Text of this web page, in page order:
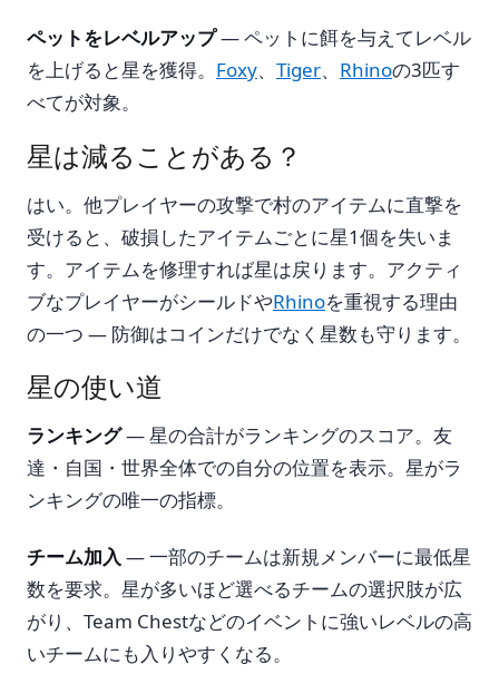
ペットをレベルアップ— ペットに餌を与えてレベル
を上げると星を獲得。 Foxy、 Tiger、 Rhinoの3匹す
べてが対象。
星は減ることがある？
はい。他プレイヤーの攻撃で村のアイテムに直撃を
受けると、破損したアイテムごとに星1個を失いま
す。アイテムを修理すれば星は戻ります。アクティ
ブなプレイヤーがシールドやRhinoを重視する理由
の一つ — 防御はコインだけでなく星数も守ります。
星の使い道
ランキング— 星の合計がランキングのスコア。友
達・自国・世界全体での自分の位置を表示。星がラ
ンキングの唯一の指標。
チーム加入 — 一部のチームは新規メンバーに最低星
数を要求。星が多いほど選べるチームの選択肢が広
がり、Team Chestなどのイベントに強いレベルの高
いチームにも入りやすくなる。